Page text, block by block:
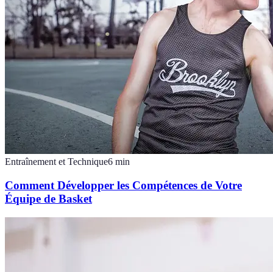
Entraînement et Technique6 min
Comment Développer les Compétences de Votre
Équipe de Basket